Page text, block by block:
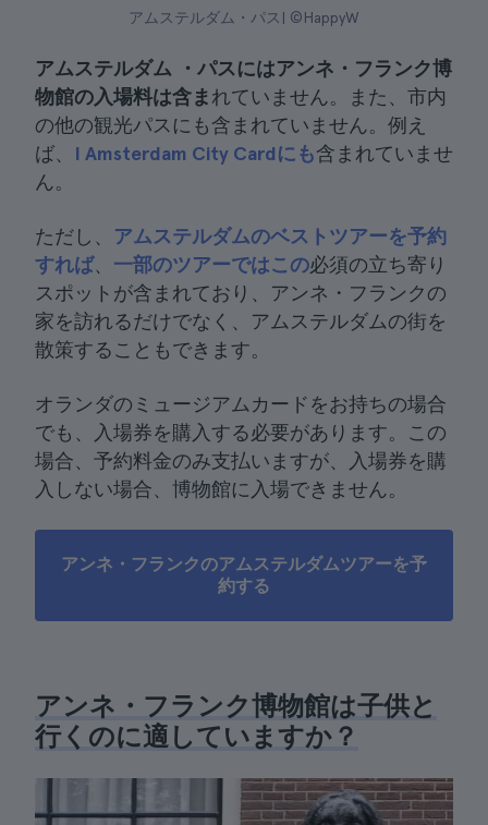
アムステルダム・パス| ©HappyW
アムステルダム
・パスにはアンネ・フランク博
物館の入場料は含ま れていません。また、市内
の他の観光パスにも含まれていません。例え
ば、 I Amsterdam City Cardにも含まれていませ
ん。
ただし、 アムステルダムのベストツアーを予約
すれば、 一部のツアーではこの必須の立ち寄り
スポットが含まれており、アンネ・フランクの
家を訪れるだけでなく、アムステルダムの街を
散策することもできます。
オランダのミュージアムカードをお持ちの場合
でも、入場券を購入する必要があります。この
場合、予約料金のみ支払いますが、入場券を購
入しない場合、博物館に入場できません。
アンネ・フランクのアムステルダムツアーを予
約する
アンネ・フランク博物館は子供と
行くのに適していますか？